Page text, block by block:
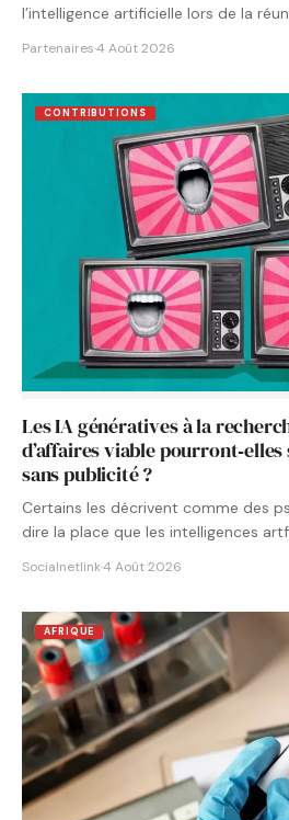
l’intelligence artificielle lors de la
Partenaires·4 Août 2026
CONTRIBUTIONS
Les IA génératives à la
d’affaires viable
sans publicité ?
Certains les décrivent comme des
dire la place que les intelligences
Socialnetlink·4 Août 2026
AFRIQUE